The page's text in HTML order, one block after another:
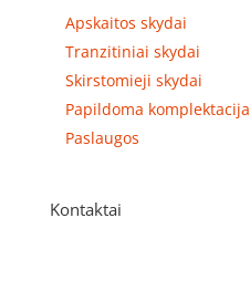
Apskaitos skydai
Tranzitiniai skydai
Skirstomieji skydai
Papildoma komplektacija
Paslaugos
Kontaktai